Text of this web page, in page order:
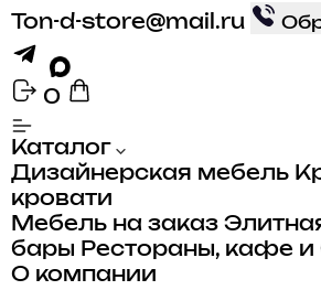
Ton-d-store@mail.ru
0
Каталог
Дизайнерская мебель
кровати
Мебель на заказ
бары Рестораны, кафе и
О компании